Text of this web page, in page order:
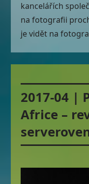
kancelářích
na fotografii
je vidět na
2017-04 |
Africe –